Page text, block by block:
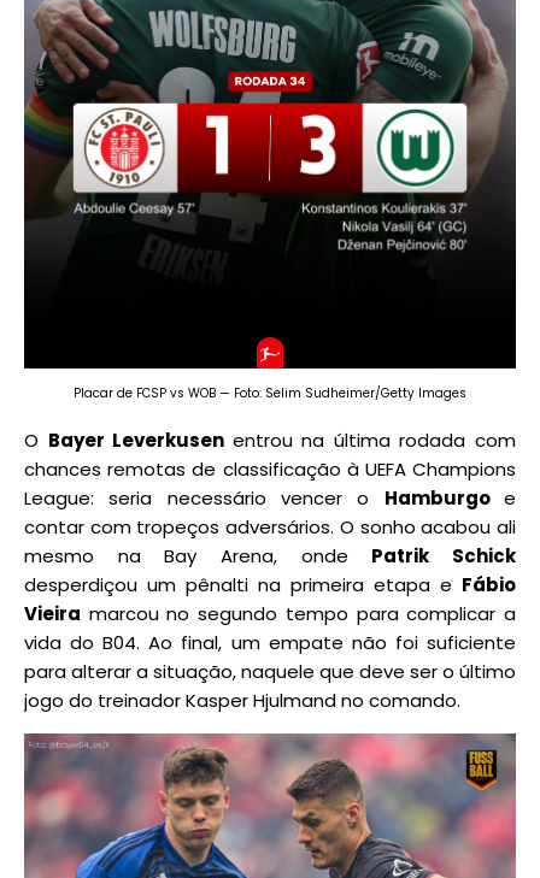
Placar de FCSP vs WOB — Foto: Selim Sudheimer/Getty Images
O Bayer Leverkusen entrou na última rodada com
chances remotas de classificação à UEFA Champions
League: seria necessário vencer o Hamburgoe
contar com tropeços adversários. O sonho acabou ali
mesmo na Bay Arena, onde Patrik Schick
desperdiçou um pênalti na primeira etapa e Fábio
Vieira marcou no segundo tempo para complicar a
vida do B04. Ao final, um empate não foi suficiente
para alterar a situação, naquele que deve ser o último
jogo do treinador Kasper Hjulmand no comando.